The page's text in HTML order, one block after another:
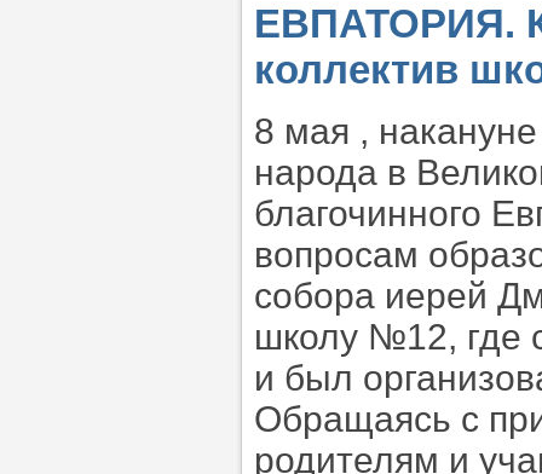
ЕВПАТОРИЯ.
коллектив
8 мая ,
народа в
благочинного
вопросам
собора иерей
школу №12, где
и был
Обращаясь с
родителям и